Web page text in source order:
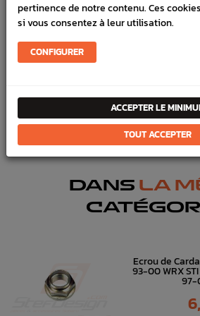
SCHÉMA CONSTRUCTEUR
Marque :SUBARU
FICHE TECHNIQUE
Transmission
Pièces origine
DANS LA
Ecrou de
93-00 WRX
pertinence de notre contenu. Ces
si vous consentez à leur utilisation.
CONFIGURER
ACCEPTER LE
TOUT ACCEPTER